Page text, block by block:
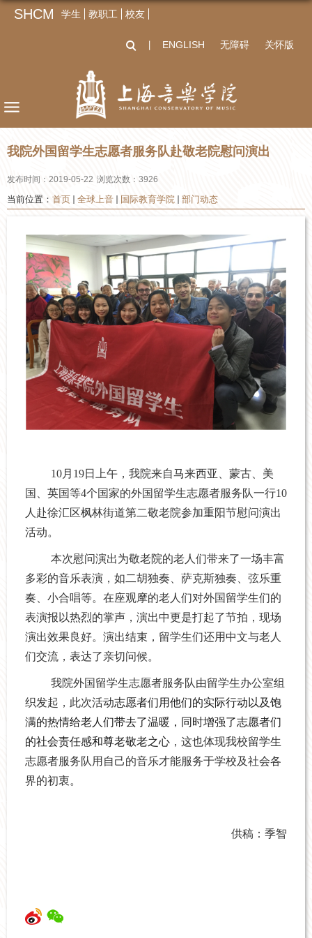
SHCM 学生 教职工 校友
ENGLISH 无障碍 关怀版
我院外国留学生志愿者服务队赴敬老院慰问演出
发布时间：2019-05-22 浏览次数： 3926
当前位置： 首页 全球上音 国际教育学院 部门动态
10月 19日上午，我院来自马来西亚、蒙古、美
国、英国等4个国家的外国留学生志愿者服务队一行10
人赴徐汇区枫林街道第二敬老院参加重阳节慰问演出
活动。
本次慰问演出为敬老院的老人们带来了一场丰富
多彩的音乐表演，如二胡独奏、萨克斯独奏、弦乐重
奏、小合唱等。在座观摩的老人们对外国留学生们的
表演报以热烈的掌声，演出中更是打起了节拍，现场
演出效果良好。演出结束，留学生们还用中文与老人
们交流，表达了亲切问候。
我院外国留学生志愿者服务队由留学生办公室组
织发起，此次活动志愿者们用他们的实际行动以及饱
满的热情给老人们带去了温暖，同时增强了志愿者们
的社会责任感和尊老敬老之心 ，这也体现我校留学生
志愿者服务队用自己的音乐才能服务于学校及社会各
界的初衷。
供稿：季智